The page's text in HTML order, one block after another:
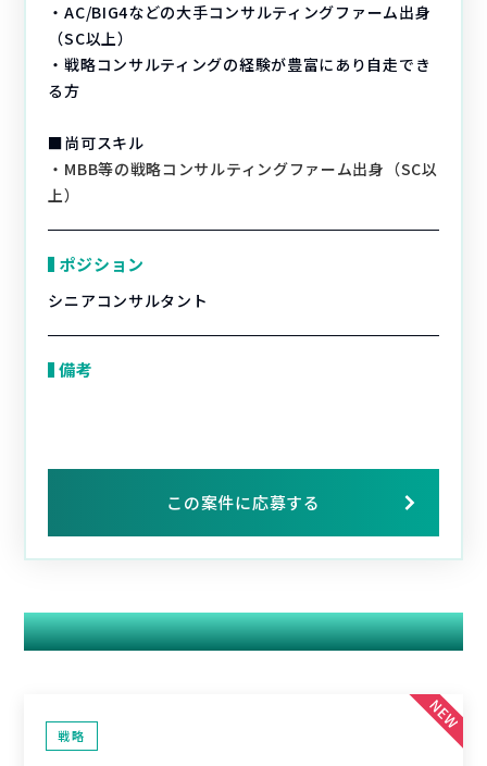
・AC/BIG4などの大手コンサルティングファーム出身
（SC以上）
・戦略コンサルティングの経験が豊富にあり自走でき
る方
■尚可スキル
・MBB等の戦略コンサルティングファーム出身（SC以
上）
ポジション
シニアコンサルタント
備考
この案件に応募する
関連する案件
戦略